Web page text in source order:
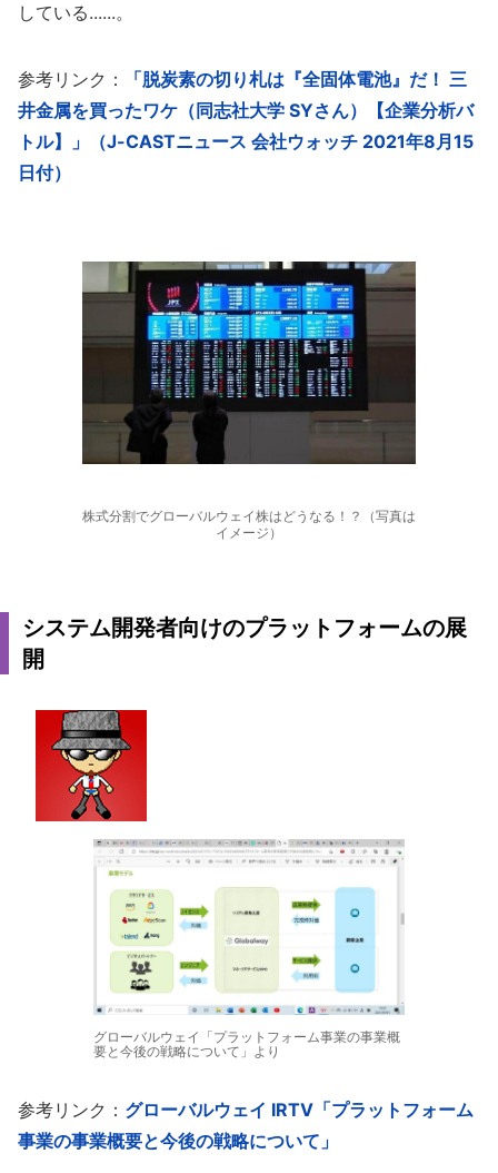
している......。
参考リンク：
「脱炭素の切り札は『全固体電池』だ！ 三
井金属を買ったワケ（同志社大学 SYさん）【企業分析バ
トル】」（J-CASTニュース 会社ウォッチ 2021年8月15
日付）
株式分割でグローバルウェイ株はどうなる！？（写真は
イメージ）
システム開発者向けのプラットフォームの展
開
グローバルウェイ「プラットフォーム事業の事業概
要と今後の戦略について」より
参考リンク： グローバルウェイ IRTV「プラットフォーム
事業の事業概要と今後の戦略について」